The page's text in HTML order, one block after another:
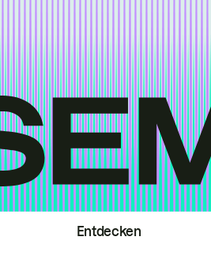
Entdecken